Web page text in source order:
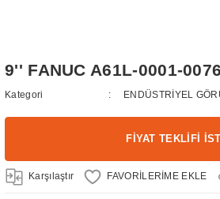
9'' FANUC A61L-0001-
Kategori ENDÜSTRİYEL
FİYAT TEKLİFİ
Karşılaştır